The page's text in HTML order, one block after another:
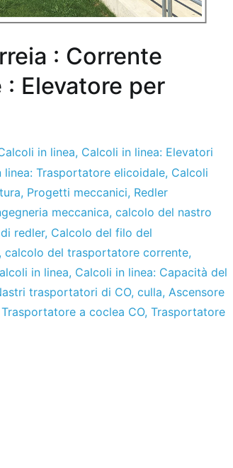
: Corrente
Elevatore per
in linea, Calcoli in linea: Elevatori
linea: Trasportatore elicoidale, Calcoli
, Progetti meccanici, Redler
meccanica, calcolo del nastro
redler, Calcolo del filo del
, calcolo del trasportatore corrente,
in linea, Calcoli in linea: Capacità del
trasportatori di CO, culla, Ascensore
Trasportatore a coclea CO, Trasportatore